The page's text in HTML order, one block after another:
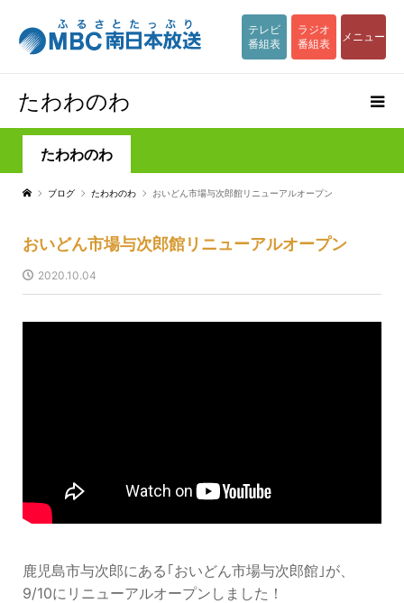
テレビ
番組表
ラジオ
番組表
メニュー
たわわのわ
たわわのわ
ブログ たわわのわ おいどん市場与次郎館リニューアルオープン
おいどん市場与次郎館リニューアルオープン
2020.10.04
鹿児島市与次郎にある｢おいどん市場与次郎館｣が、
9/10にリニューアルオープンしました！